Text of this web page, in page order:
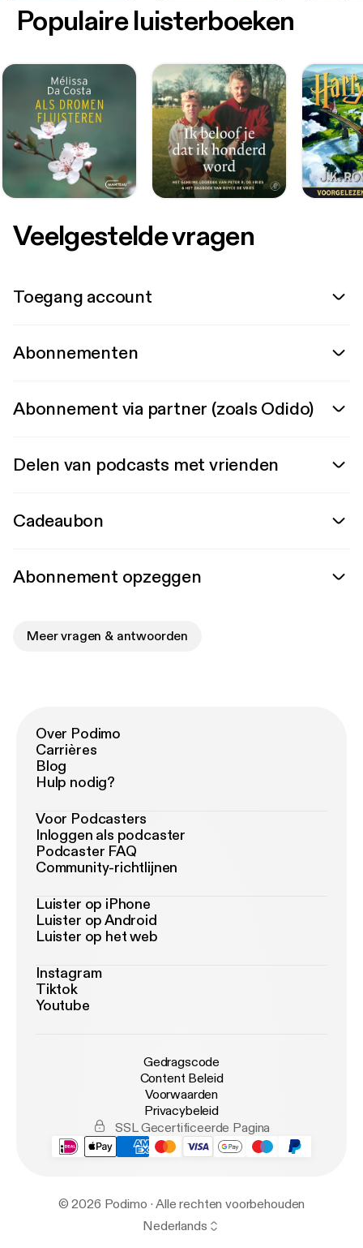
Populaire luisterboeken
Veelgestelde vragen
Toegang account
Abonnementen
Abonnement via partner (zoals Odido)
Delen van podcasts met vrienden
Cadeaubon
Abonnement opzeggen
Meer vragen & antwoorden
Over Podimo
Carrières
Blog
Hulp nodig?
Voor Podcasters
Inloggen als podcaster
Podcaster FAQ
Community-richtlijnen
Luister op iPhone
Luister op Android
Luister op het web
Instagram
Tiktok
Youtube
Gedragscode
Content Beleid
Voorwaarden
Privacybeleid
SSL Gecertificeerde Pagina
© 2026 Podimo · Alle rechten voorbehouden
Nederlands